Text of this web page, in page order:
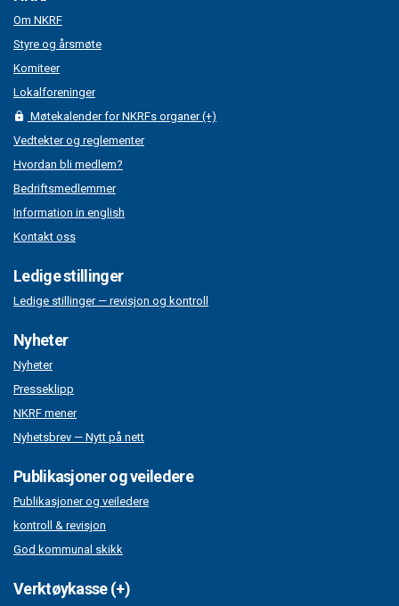
Om NKRF
Styre og årsmøte
Komiteer
Lokalforeninger
Møtekalender for NKRFs organer (+)
Vedtekter og reglementer
Hvordan bli medlem?
Bedriftsmedlemmer
Information in english
Kontakt oss
Ledige stillinger
Ledige stillinger — revisjon og kontroll
Nyheter
Nyheter
Presseklipp
NKRF mener
Nyhetsbrev — Nytt på nett
Publikasjoner og veiledere
Publikasjoner og veiledere
kontroll & revisjon
God kommunal skikk
Verktøykasse (+)